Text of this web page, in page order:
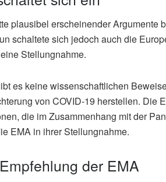
plausibel erscheinender Argumente
schaltete sich jedoch auch die
Stellungnahme.
es keine wissenschaftlichen
von COVID-19 herstellen. Die
die im Zusammenhang mit der
EMA in ihrer Stellungnahme.
der EMA